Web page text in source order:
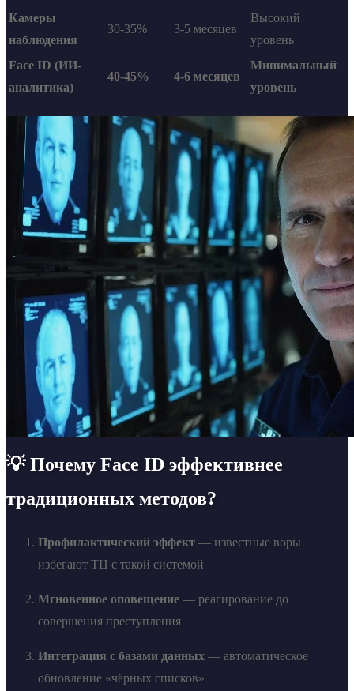
Камеры
наблюдения
30-35% 3-5 месяцев
Высокий
уровень
Face ID (ИИ-
аналитика)
40-45% 4-6 месяцев
Минимальный
уровень
💡 Почему Face ID эффективнее
традиционных методов?
Профилактический эффект — известные воры
избегают ТЦ с такой системой
Мгновенное оповещение — реагирование до
совершения преступления
Интеграция с базами данных — автоматическое
обновление «чёрных списков»